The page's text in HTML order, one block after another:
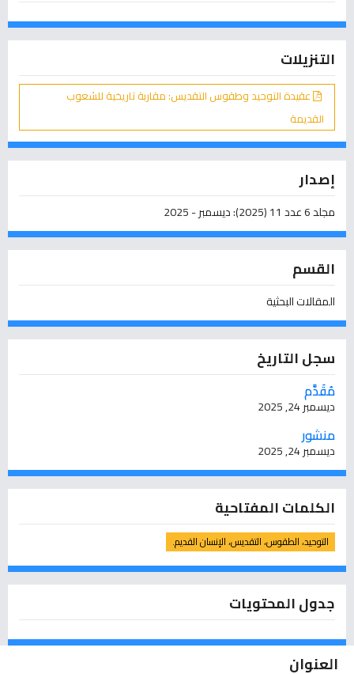
التنزيلات
عقيدة التوحيد وطقوس التقديس: مقاربة تاريخية للشعوب
القديمة
إصدار
مجلد 6 عدد 11 (2025): ديسمبر - 2025
القسم
المقالات البحثية
سجل التاريخ
مُقَدَّم
ديسمبر 24, 2025
منشور
ديسمبر 24, 2025
الكلمات المفتاحية
التوحيد، الطقوس، التقديس، الإنسان القديم.
جدول المحتويات
العنوان